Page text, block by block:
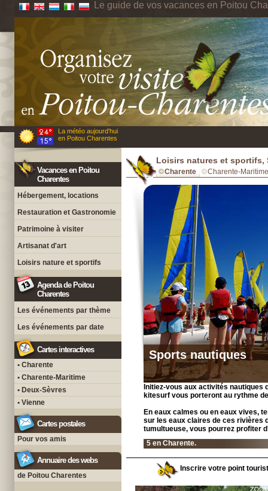
Le guide de vos vacances en Poitou
La météo aujourd'hui
en Poitou Charentes
Vacances en Poitou
Charentes
Hébergement, locations
Restauration et Gastronomie
Patrimoine à visiter
Artisanat d'art
Loisirs nature et sportifs
Agenda de Poitou
Charentes
Les événements par thème
Les événements par date
Cartes interactives
• Charente
• Charente-Maritime
• Deux-Sèvres
• Vienne
Cartes postales
Pour vos amis
Annuaire des webs
de Poitou Charentes
Loisirs natures et sportifs,
Charente Charente-Maritime
Sports nautiques
Initiez-vous aux activités nautiques
kitesurf vous porteront au rythme
En eaux calmes ou en eaux vives,
sur les eaux claires de ces rivières
tumultueuse, vous pourrez profiter
5 en Charente.
Inscrire votre point